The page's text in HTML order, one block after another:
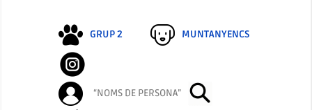
GRUP 2 MUNTANYENCS
“NOMS DE PERSONA”